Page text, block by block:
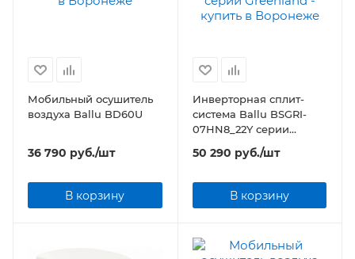
Мобильный осушитель
воздуха Ballu BD60U
36 790 руб./шт
В корзину
Инверторная сплит-
система Ballu BSGRI-
07HN8_22Y серии
50 290 руб./шт
В корзину